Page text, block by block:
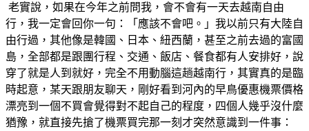
老實說，如果在今年之前問我，會不會有一天去越南自由
行，我一定會回你一句：「應該不會吧。」我以前只有大陸自
由行過，其他像是韓國、日本、紐西蘭，甚至之前去過的富國
島，全部都是跟團行程、交通、飯店、餐食都有人安排好，說
穿了就是人到就好，完全不用動腦這趟越南行，其實真的是臨
時起意，某天跟朋友聊天，剛好看到河內的早鳥優惠機票價格
漂亮到一個不買會覺得對不起自己的程度，四個人幾乎沒什麼
猶豫，就直接先搶了機票買完那一刻才突然意識到一件事：